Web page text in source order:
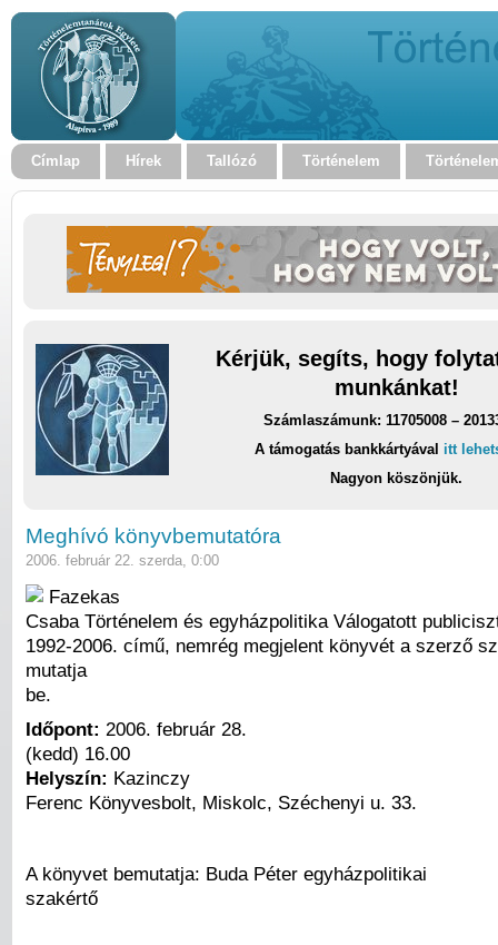
Címlap Hírek Tallózó Történelem
Kérjük, segíts, hogy
munkánkat!
Számlaszámunk: 11705008 –
A támogatás bankkártyával itt
Nagyon köszönjük.
Meghívó könyvbemutatóra
2006. február 22. szerda, 0:00
Fazekas
Csaba Történelem és egyházpolitika Válogatott
1992-2006. című, nemrég megjelent könyvét a szerző
mutatja
be.
Időpont: 2006. február 28.
(kedd) 16.00
Helyszín: Kazinczy
Ferenc Könyvesbolt, Miskolc, Széchenyi u. 33.
A könyvet bemutatja: Buda Péter egyházpolitikai
szakértő